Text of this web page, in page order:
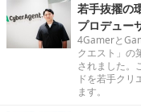
若手抜擢の
プロデュー
4Gamerと
クエスト」の
されました。
ドを若手クリ
ます。